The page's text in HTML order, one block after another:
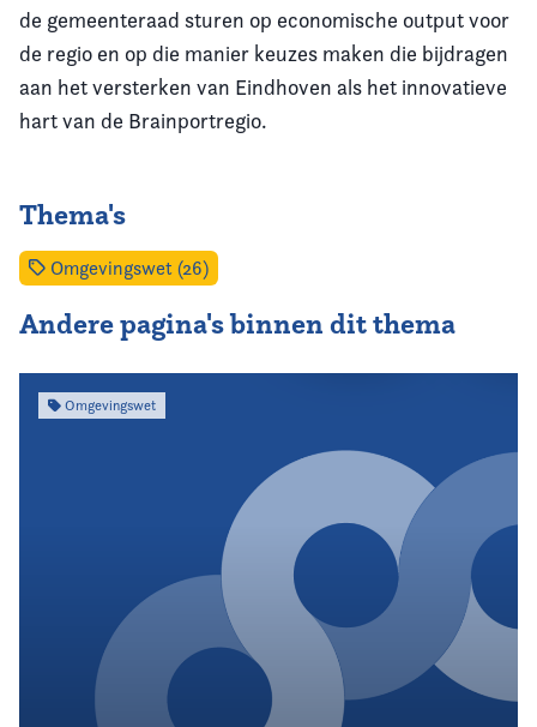
de gemeenteraad sturen op economische output voor
de regio en op die manier keuzes maken die bijdragen
aan het versterken van Eindhoven als het innovatieve
hart van de Brainportregio.
Thema's
Omgevingswet (26)
Andere pagina's binnen dit thema
Omgevingswet